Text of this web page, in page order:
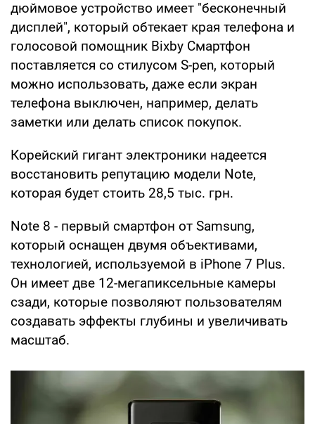
дюймовое устройство имеет "бесконечный
дисплей", который обтекает края телефона и
голосовой помощник Bixby Смартфон
поставляется со стилусом S-pen, который
можно использовать, даже если экран
телефона выключен, например, делать
заметки или делать список покупок.
Корейский гигант электроники надеется
восстановить репутацию модели Note,
которая будет стоить 28,5 тыс. грн.
Note 8 - первый смартфон от Samsung,
который оснащен двумя объективами,
технологией, используемой в iPhone 7 Plus.
Он имеет две 12-мегапиксельные камеры
сзади, которые позволяют пользователям
создавать эффекты глубины и увеличивать
масштаб.